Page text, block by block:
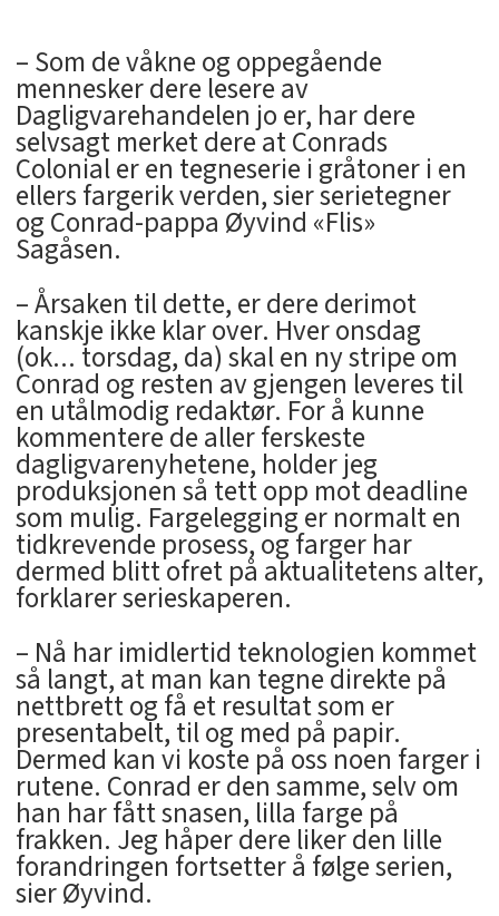
– Som de våkne og oppegående
mennesker dere lesere av
Dagligvarehandelen jo er, har dere
selvsagt merket dere at Conrads
Colonial er en tegneserie i gråtoner i en
ellers fargerik verden, sier serietegner
og Conrad-pappa Øyvind «Flis»
Sagåsen.
– Årsaken til dette, er dere derimot
kanskje ikke klar over. Hver onsdag
(ok... torsdag, da) skal en ny stripe om
Conrad og resten av gjengen leveres til
en utålmodig redaktør. For å kunne
kommentere de aller ferskeste
dagligvarenyhetene, holder jeg
produksjonen så tett opp mot deadline
som mulig. Fargelegging er normalt en
tidkrevende prosess, og farger har
dermed blitt ofret på aktualitetens alter,
forklarer serieskaperen.
– Nå har imidlertid teknologien kommet
så langt, at man kan tegne direkte på
nettbrett og få et resultat som er
presentabelt, til og med på papir.
Dermed kan vi koste på oss noen farger i
rutene. Conrad er den samme, selv om
han har fått snasen, lilla farge på
frakken. Jeg håper dere liker den lille
forandringen fortsetter å følge serien,
sier Øyvind.